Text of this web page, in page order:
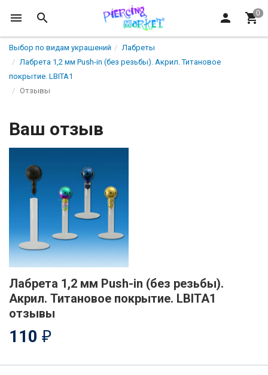
Выбор по видам украшений
Лабреты
Лабрета 1,2 мм Push-in (без резьбы). Акрил. Титановое
покрытие. LBITA1
Отзывы
Ваш отзыв
Лабрета 1,2 мм Push-in (без резьбы).
Акрил. Титановое покрытие. LBITA1
отзывы
110 ₽